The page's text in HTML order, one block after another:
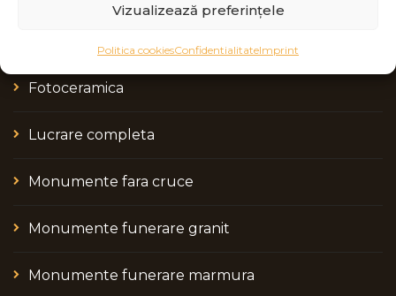
Vizualizează preferințele
Politica cookiesConfidentialitateImprint
Fotoceramica
Lucrare completa
Monumente fara cruce
Monumente funerare granit
Monumente funerare marmura